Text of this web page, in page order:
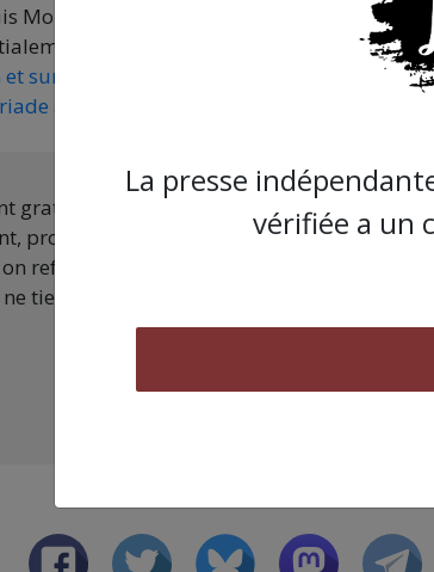
Moraguès passera également en procès
prévue le 3 mais a été reportée)
sur la plaque de céramique célébrant le
à la maison des relations internationales
gratuits car nous pensons que la presse
produire une information engagée et de
refuse d’être aux ordres de Bolloré et de
tient qu’à vous :
La presse
vérifiée a un